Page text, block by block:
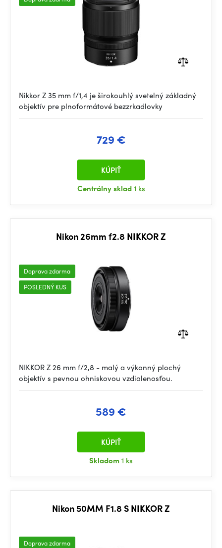
Nikkor Z 35 mm f/1,4 je širokouhlý svetelný základný
objektív pre plnoformátové bezzrkadlovky
729 €
Centrálny sklad1 ks
KÚPIŤ
Nikon 26mm f2.8 NIKKOR Z
Doprava zdarma
POSLEDNÝ KUS
NIKKOR Z 26 mm f/2,8 - malý a výkonný plochý
objektív s pevnou ohniskovou vzdialenosťou.
589 €
Skladom1 ks
KÚPIŤ
Nikon 50MM F1.8 S NIKKOR Z
Doprava zdarma